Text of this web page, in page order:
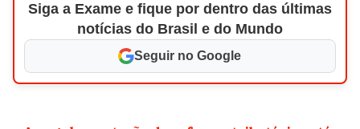
Siga a Exame e fique por dentro das últimas
notícias do Brasil e do Mundo
Seguir no Google